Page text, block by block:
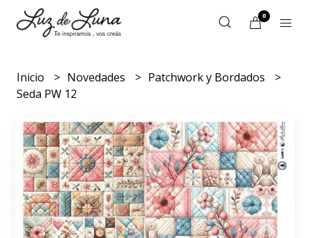
0
Inicio Novedades
Patchwork y Bordados
Seda PW 12